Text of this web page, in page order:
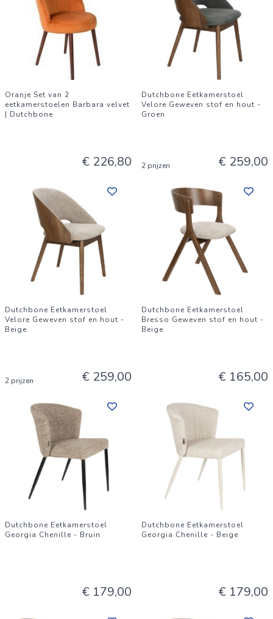
Oranje Set van 2
eetkamerstoelen Barbara velvet
| Dutchbone
€ 226,80
Dutchbone Eetkamerstoel
Velore Geweven stof en hout -
Groen
2 prijzen € 259,00
Dutchbone Eetkamerstoel
Velore Geweven stof en hout -
Beige
2 prijzen € 259,00
Dutchbone Eetkamerstoel
Bresso Geweven stof en hout -
Beige
€ 165,00
Dutchbone Eetkamerstoel
Georgia Chenille - Bruin
€ 179,00
Dutchbone Eetkamerstoel
Georgia Chenille - Beige
€ 179,00